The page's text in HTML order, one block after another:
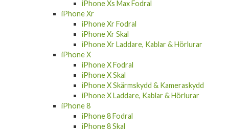
iPhone Xs Max Fodral
iPhone Xr
iPhone Xr Fodral
iPhone Xr Skal
iPhone Xr Laddare, Kablar & Hörlurar
iPhone X
iPhone X Fodral
iPhone X Skal
iPhone X Skärmskydd & Kameraskydd
iPhone X Laddare, Kablar & Hörlurar
iPhone 8
iPhone 8 Fodral
iPhone 8 Skal